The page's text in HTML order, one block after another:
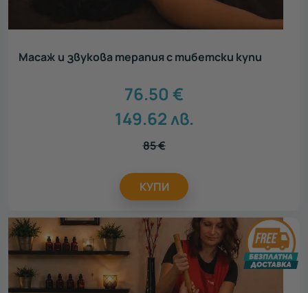
Масаж и звукова терапия с тибетски купи
76.50 €
149.62лв.
85€
КУПИ